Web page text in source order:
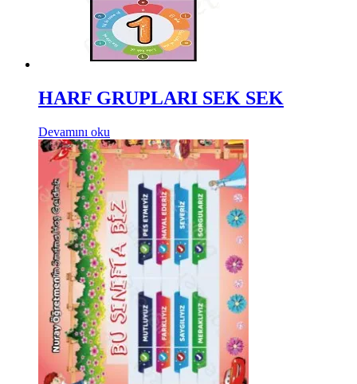
HARF GRUPLARI SEK SEK
Devamını oku